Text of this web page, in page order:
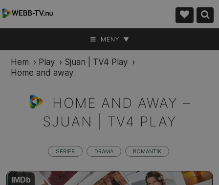
MENY ▼
Hem › Play › Sjuan | TV4 Play ›
Home and away
HOME AND AWAY –
SJUAN | TV4 PLAY
SERIER DRAMA ROMANTIK
IMDb